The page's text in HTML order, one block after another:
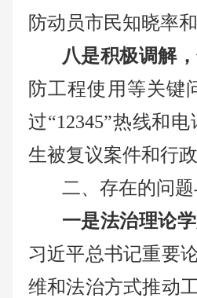
防动员市民知晓率和
八是积极调解
防工程使用等关键
过“12345”热线和
生被复议案件和行政
二、存在的问
一是法治理论
习近平总书记重要
维和法治方式推动